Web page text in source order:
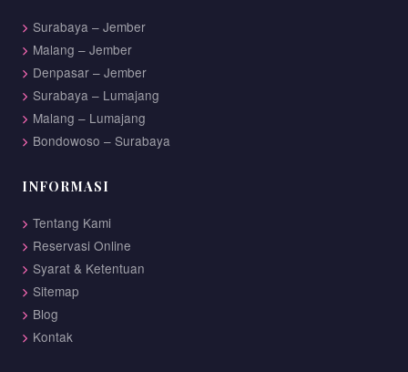
Surabaya – Jember
Malang – Jember
Denpasar – Jember
Surabaya – Lumajang
Malang – Lumajang
Bondowoso – Surabaya
INFORMASI
Tentang Kami
Reservasi Online
Syarat & Ketentuan
Sitemap
Blog
Kontak